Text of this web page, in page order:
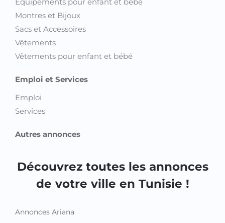
Montres et Bijoux
Sacs et Accessoires
Vêtements
Vêtements pour enfant et bébé
Emploi et Services
Emploi
Services
Autres annonces
Découvrez toutes les annonces
de votre ville en Tunisie !
Annonces Ariana